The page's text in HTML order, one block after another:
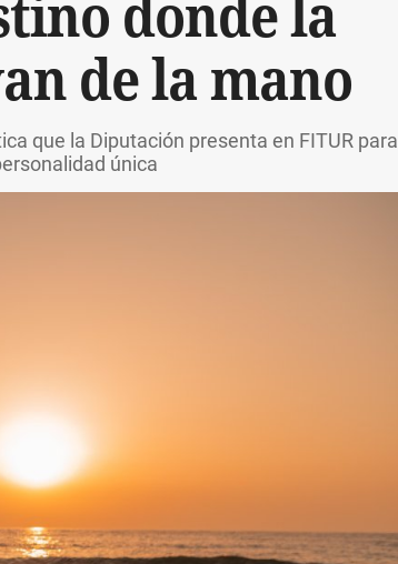
donde la
de la mano
que la Diputación presenta en FITUR para
única